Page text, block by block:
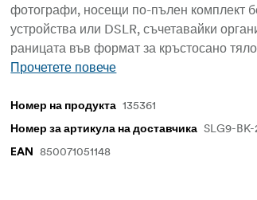
фотографи, носещи по-пълен комплект
устройства или DSLR, съчетавайки
раницата във формат за кръстосано
Прочетете повече
Номер на продукта 135361
Номер за артикула на доставчика SLG9-BK-
EAN 850071051148